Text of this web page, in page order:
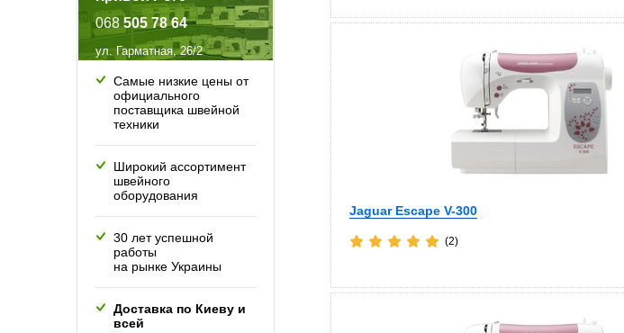
Jaguar Escape V-300
(2)
068 505 78 64
ул. Гарматная, 26/2
Самые низкие цены от
официального
поставщика швейной
техники
Широкий ассортимент
швейного
оборудования
30 лет успешной
работы
на рынке Украины
Доставка по Киеву и
всей